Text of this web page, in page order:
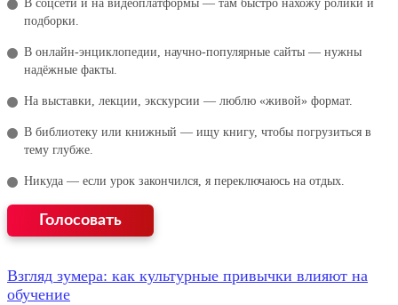
В соцсети и на видеоплатформы — там быстро нахожу ролики и
подборки.
В онлайн‑энциклопедии, научно‑популярные сайты — нужны
надёжные факты.
На выставки, лекции, экскурсии — люблю «живой» формат.
В библиотеку или книжный — ищу книгу, чтобы погрузиться в
тему глубже.
Никуда — если урок закончился, я переключаюсь на отдых.
Взгляд зумера: как культурные привычки влияют на
обучение